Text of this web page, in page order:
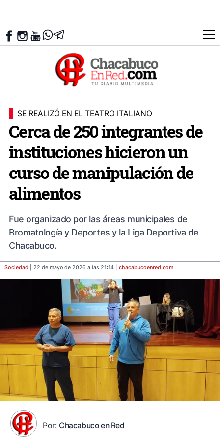
SE REALIZÓ EN EL TEATRO ITALIANO
Cerca de 250 integrantes de
instituciones hicieron un
curso de manipulación de
alimentos
Fue organizado por las áreas municipales de
Bromatología y Deportes y la Liga Deportiva de
Chacabuco.
Sociedad | 22 de mayo de 2026 a las 21:14 | chacabucoenred.com
Por: Chacabuco en Red